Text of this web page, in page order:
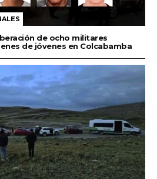
de ocho militares
de jóvenes en Colcabamba